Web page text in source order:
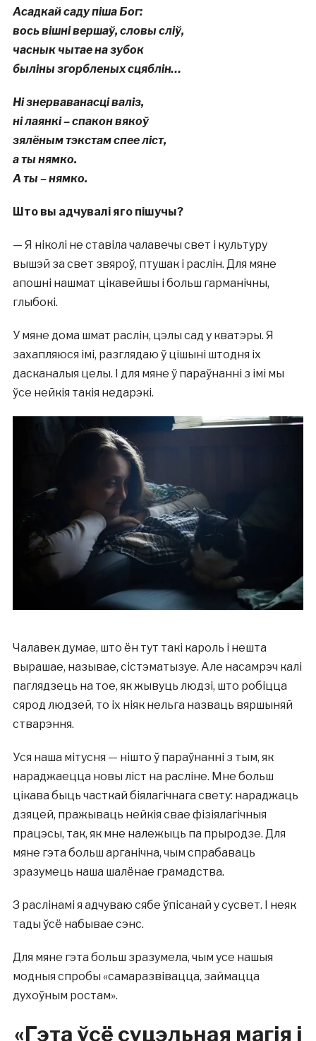
Асадкай саду піша Бог:
вось вішні вершаў, словы сліў,
часнык чытае на зубок
быліны згорбленых сцяблін…
Ні знерваванасці валіз,
ні лаянкі – спакон вякоў
зялёным тэкстам спее ліст,
а ты нямко.
А ты – нямко.
Што вы адчуваліяго пішучы?
— Я ніколі не ставіла чалавечы свет і культуру
вышэй за свет звяроў, птушак і раслін. Для мяне
апошні нашмат цікавейшы і больш гарманічны,
глыбокі.
У мяне дома шмат раслін, цэлы сад у кватэры. Я
захапляюся імі, разглядаю ў цішыні штодня іх
дасканалыя целы. І для мяне ў параўнанні з імі мы
ўсе нейкія такія недарэкі.
Чалавек думае, што ён тут такі кароль і нешта
вырашае, называе, сістэматызуе. Але насамрэч калі
паглядзець на тое, як жывуць людзі, што робіцца
сярод людзей, то іх ніяк нельга назваць вяршыняй
стварэння.
Уся наша мітусня — нішто ў параўнанні з тым, як
нараджаецца новы ліст на расліне. Мне больш
цікава быць часткай біялагічнага свету: нараджаць
дзяцей, пражываць нейкія свае фізіялагічныя
працэсы, так, як мне належыць па прыродзе. Для
мяне гэта больш арганічна, чым спрабаваць
зразумець наша шалёнае грамадства.
З раслінамі я адчуваю сябе ўпісанай у сусвет. І неяк
тады ўсё набывае сэнс.
Для мяне гэта больш зразумела, чым усе нашыя
модныя спробы «самаразвівацца, займацца
духоўным ростам».
«Гэта ўсё суцэльная магія і